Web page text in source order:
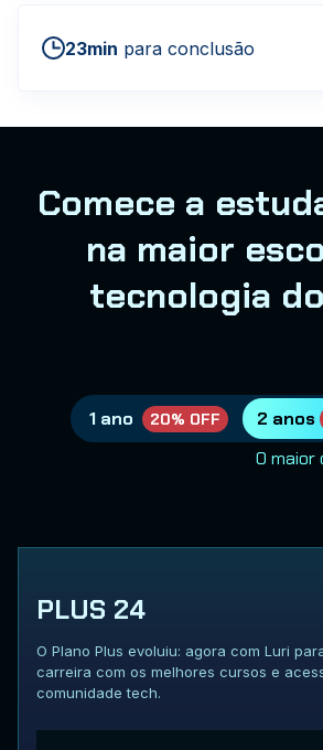
23min para conclusão
Comece a
na maior
tecnologia
1 ano 20% OFF 2 anos
O maior
PLUS 24
O Plano Plus evoluiu: agora com Luri
carreira com os melhores cursos e
comunidade tech.